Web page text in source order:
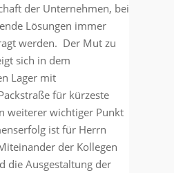
der Unternehmen, bei
Lösungen immer
werden. Der Mut zu
sich in dem
Lager mit
für kürzeste
weiterer wichtiger Punkt
ist für Herrn
der Kollegen
die Ausgestaltung der